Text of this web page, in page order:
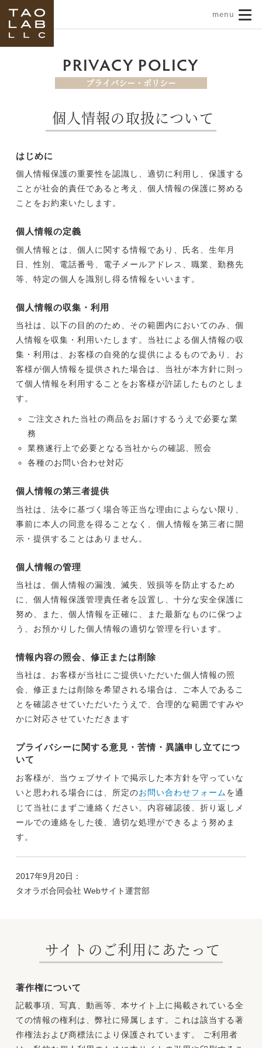
PRIVACY POLICY
プライバシー・ポリシー
個人情報の取扱について
はじめに
個人情報保護の重要性を認識し、適切に利用し、保護する
ことが社会的責任であると考え、個人情報の保護に努める
ことをお約束いたします。
個人情報の定義
個人情報とは、個人に関する情報であり、氏名、生年月
日、性別、電話番号、電子メールアドレス、職業、勤務先
等、特定の個人を識別し得る情報をいいます。
個人情報の収集・利用
当社は、以下の目的のため、その範囲内においてのみ、個
人情報を収集・利用いたします。当社による個人情報の収
集・利用は、お客様の自発的な提供によるものであり、お
客様が個人情報を提供された場合は、当社が本方針に則っ
て個人情報を利用することをお客様が許諾したものとしま
す。
ご注文された当社の商品をお届けするうえで必要な業
務
業務遂行上で必要となる当社からの確認、照会
各種のお問い合わせ対応
個人情報の第三者提供
当社は、法令に基づく場合等正当な理由によらない限り、
事前に本人の同意を得ることなく、個人情報を第三者に開
示・提供することはありません。
個人情報の管理
当社は、個人情報の漏洩、滅失、毀損等を防止するため
に、個人情報保護管理責任者を設置し、十分な安全保護に
努め、また、個人情報を正確に、また最新なものに保つよ
う、お預かりした個人情報の適切な管理を行います。
情報内容の照会、修正または削除
当社は、お客様が当社にご提供いただいた個人情報の照
会、修正または削除を希望される場合は、ご本人であるこ
とを確認させていただいたうえで、合理的な範囲ですみや
かに対応させていただきます
プライバシーに関する意見・苦情・異議申し立てにつ
いて
お客様が、当ウェブサイトで掲示した本方針を守っていな
いと思われる場合には、所定のお問い合わせフォームを通
じて当社にまずご連絡ください。内容確認後、折り返しメ
ールでの連絡をした後、適切な処理ができるよう努めま
す。
2017年9月20日：
タオラボ合同会社 Webサイト運営部
サイトのご利用にあたって
著作権について
記載事項、写真、動画等、本サイト上に掲載されている全
ての情報の権利は、弊社に帰属します。これは該当する著
作権法および商標法により保護されています。 ご利用者